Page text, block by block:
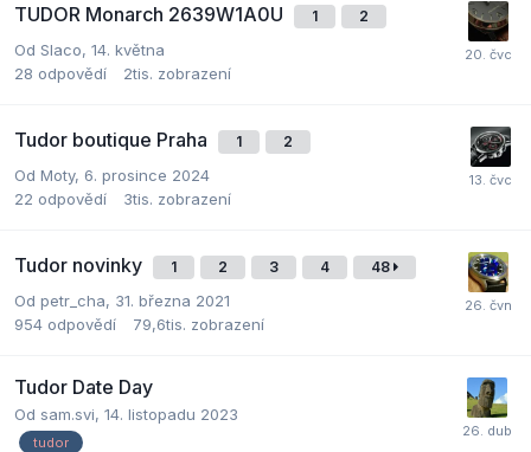
TUDOR Monarch 2639W1A0U 1 2
Od Slaco, 14. května
28 odpovědí 2tis. zobrazení
Tudor boutique Praha 1 2
Od Moty, 6. prosince 2024
22 odpovědí 3tis. zobrazení
Tudor novinky 1 2 3 4 48
Od petr_cha, 31. března 2021
954 odpovědí 79,6tis. zobrazení
Tudor Date Day
Od sam.svi, 14. listopadu 2023
tudor